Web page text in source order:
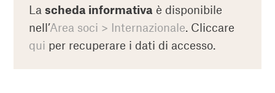
Lascheda informativa è disponibile
nell’Area soci > Internazionale. Cliccare
qui per recuperare i dati di accesso.